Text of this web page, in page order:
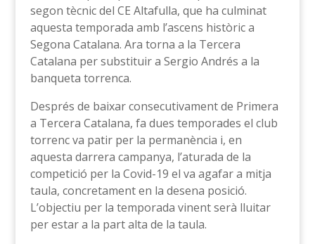
segon tècnic del CE Altafulla, que ha culminat
aquesta temporada amb l’ascens històric a
Segona Catalana. Ara torna a la Tercera
Catalana per substituir a Sergio Andrés a la
banqueta torrenca.
Després de baixar consecutivament de Primera
a Tercera Catalana, fa dues temporades el club
torrenc va patir per la permanència i, en
aquesta darrera campanya, l’aturada de la
competició per la Covid-19 el va agafar a mitja
taula, concretament en la desena posició.
L’objectiu per la temporada vinent serà lluitar
per estar a la part alta de la taula.